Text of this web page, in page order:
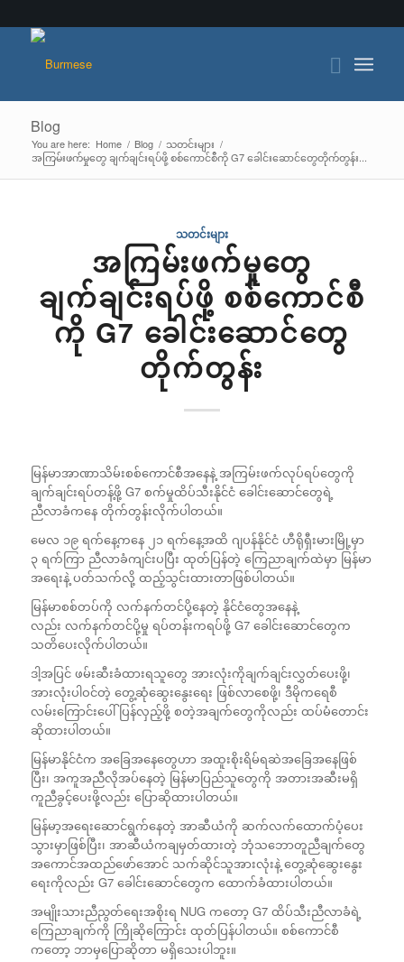
Blog
You are here: Home / Blog / သတင်းများ /
အကြမ်းဖက်မှုတွေ ချက်ချင်းရပ်ဖို့ စစ်ကောင်စီကို G7 ခေါင်းဆောင်တွေတိုက်တွန်း...
သတင်းများ
အကြမ်းဖက်မှုတွေ
ချက်ချင်းရပ်ဖို့ စစ်ကောင်စီ
ကို G7 ခေါင်းဆောင်တွေ
တိုက်တွန်း
မြန်မာအာဏာသိမ်းစစ်ကောင်စီအနေနဲ့ အကြမ်းဖက်လုပ်ရပ်တွေကို
ချက်ချင်းရပ်တန့်ဖို့ G7 စက်မှုထိပ်သီးနိုင်ငံ ခေါင်းဆောင်တွေရဲ့
ညီလာခံကနေ တိုက်တွန်းလိုက်ပါတယ်။
မေလ ၁၉ ရက်နေ့ကနေ ၂၁ ရက်နေ့အထိ ဂျပန်နိုင်ငံ ဟီရိုရှီးမားမြို့မှာ
၃ ရက်ကြာ ညီလာခံကျင်းပပြီး ထုတ်ပြန်တဲ့ ကြေညာချက်ထဲမှာ မြန်မာ
အရေးနဲ့ ပတ်သက်လို့ ထည့်သွင်းထားတာဖြစ်ပါတယ်။
မြန်မာစစ်တပ်ကို လက်နက်တင်ပို့နေတဲ့ နိုင်ငံတွေအနေနဲ့
လည်း လက်နက်တင်ပို့မှု ရပ်တန်းကရပ်ဖို့ G7 ခေါင်းဆောင်တွေက
သတိပေးလိုက်ပါတယ်။
ဒါ့အပြင် ဖမ်းဆီးခံထားရသူတွေ အားလုံးကိုချက်ချင်းလွှတ်ပေးဖို့၊
အားလုံးပါဝင်တဲ့ တွေ့ဆုံဆွေးနွေးရေး ဖြစ်လာစေဖို့၊ ဒီမိုကရေစီ
လမ်းကြောင်းပေါ်ပြန်လှည့်ဖို့ စတဲ့အချက်တွေကိုလည်း ထပ်မံတောင်း
ဆိုထားပါတယ်။
မြန်မာနိုင်ငံက အခြေအနေတွေဟာ အထူးစိုးရိမ်ရဆဲအခြေအနေဖြစ်
ပြီး၊ အကူအညီလိုအပ်နေတဲ့ မြန်မာပြည်သူတွေကို အတားအဆီးမရှိ
ကူညီခွင့်ပေးဖို့လည်း ပြောဆိုထားပါတယ်။
မြန်မာ့အရေးဆောင်ရွက်နေတဲ့ အာဆီယံကို ဆက်လက်ထောက်ပံ့ပေး
သွားမှာဖြစ်ပြီး၊ အာဆီယံကချမှတ်ထားတဲ့ ဘုံသဘောတူညီချက်တွေ
အကောင်အထည်ဖော်အောင် သက်ဆိုင်သူအားလုံးနဲ့ တွေ့ဆုံဆွေးနွေး
ရေးကိုလည်း G7 ခေါင်းဆောင်တွေက ထောက်ခံထားပါတယ်။
အမျိုးသားညီညွတ်ရေးအစိုးရ NUG ကတော့ G7 ထိပ်သီးညီလာခံရဲ့
ကြေညာချက်ကို ကြိုဆိုကြောင်း ထုတ်ပြန်ပါတယ်။ စစ်ကောင်စီ
ကတော့ ဘာမှပြောဆိုတာ မရှိသေးပါဘူး။